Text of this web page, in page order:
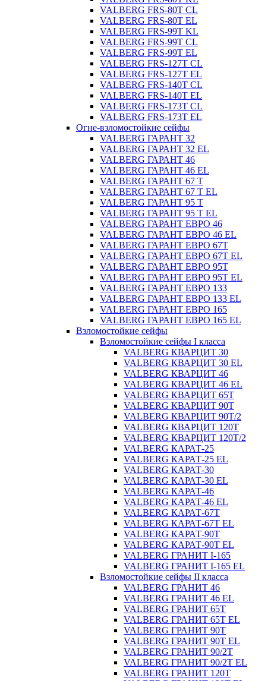
VALBERG FRS-80T CL
VALBERG FRS-80T EL
VALBERG FRS-99T KL
VALBERG FRS-99T CL
VALBERG FRS-99T EL
VALBERG FRS-127T CL
VALBERG FRS-127T EL
VALBERG FRS-140T CL
VALBERG FRS-140T EL
VALBERG FRS-173T CL
VALBERG FRS-173T EL
Огне-взломостойкие сейфы
VALBERG ГАРАНТ 32
VALBERG ГАРАНТ 32 EL
VALBERG ГАРАНТ 46
VALBERG ГАРАНТ 46 EL
VALBERG ГАРАНТ 67 T
VALBERG ГАРАНТ 67 T EL
VALBERG ГАРАНТ 95 T
VALBERG ГАРАНТ 95 T EL
VALBERG ГАРАНТ ЕВРО 46
VALBERG ГАРАНТ ЕВРО 46 EL
VALBERG ГАРАНТ ЕВРО 67T
VALBERG ГАРАНТ ЕВРО 67T EL
VALBERG ГАРАНТ ЕВРО 95T
VALBERG ГАРАНТ ЕВРО 95T EL
VALBERG ГАРАНТ ЕВРО 133
VALBERG ГАРАНТ ЕВРО 133 EL
VALBERG ГАРАНТ ЕВРО 165
VALBERG ГАРАНТ ЕВРО 165 EL
Взломостойкие сейфы
Взломостойкие сейфы I класса
VALBERG КВАРЦИТ 30
VALBERG КВАРЦИТ 30 EL
VALBERG КВАРЦИТ 46
VALBERG КВАРЦИТ 46 EL
VALBERG КВАРЦИТ 65Т
VALBERG КВАРЦИТ 90Т
VALBERG КВАРЦИТ 90Т/2
VALBERG КВАРЦИТ 120Т
VALBERG КВАРЦИТ 120Т/2
VALBERG КАРАТ-25
VALBERG КАРАТ-25 EL
VALBERG КАРАТ-30
VALBERG КАРАТ-30 EL
VALBERG КАРАТ-46
VALBERG КАРАТ-46 EL
VALBERG КАРАТ-67T
VALBERG КАРАТ-67T EL
VALBERG КАРАТ-90T
VALBERG КАРАТ-90T EL
VALBERG ГРАНИТ I-165
VALBERG ГРАНИТ I-165 EL
Взломостойкие сейфы II класса
VALBERG ГРАНИТ 46
VALBERG ГРАНИТ 46 EL
VALBERG ГРАНИТ 65Т
VALBERG ГРАНИТ 65Т EL
VALBERG ГРАНИТ 90Т
VALBERG ГРАНИТ 90Т EL
VALBERG ГРАНИТ 90/2Т
VALBERG ГРАНИТ 90/2Т EL
VALBERG ГРАНИТ 120Т